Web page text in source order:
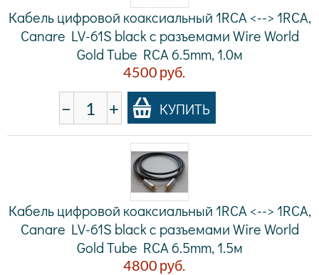
Кабель цифровой коаксиальный 1RCA <--> 1RCA,
Canare LV-61S black с разъемами Wire World
Gold Tube RCA 6.5mm, 1.0м
4500 руб.
− + КУПИТЬ
Кабель цифровой коаксиальный 1RCA <--> 1RCA,
Canare LV-61S black с разъемами Wire World
Gold Tube RCA 6.5mm, 1.5м
4800 руб.